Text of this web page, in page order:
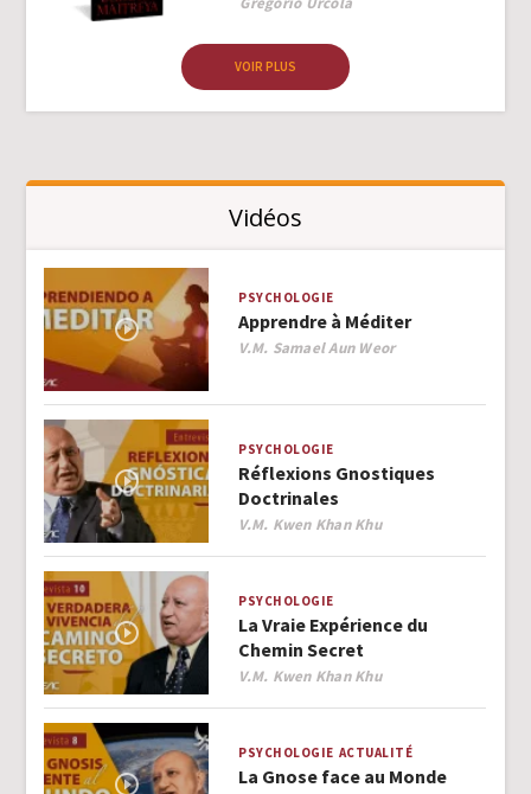
VOIR PLUS
Vidéos
PSYCHOLOGIE
Apprendre à Méditer
Author
V.M. Samael Aun Weor
PSYCHOLOGIE
Réflexions Gnostiques
Doctrinales
Author
V.M. Kwen Khan Khu
PSYCHOLOGIE
La Vraie Expérience du
Chemin Secret
Author
V.M. Kwen Khan Khu
PSYCHOLOGIE ACTUALITÉ
La Gnose face au Monde